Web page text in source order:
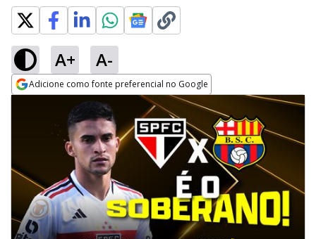
A+ A-
Adicione como fonte preferencial no Google
Opens in new window